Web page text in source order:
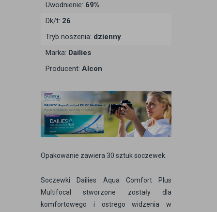
Uwodnienie: 69%
Dk/t: 26
Tryb noszenia: dzienny
Marka: Dailies
Producent: Alcon
Opakowanie zawiera 30 sztuk soczewek.
Soczewki Dailies Aqua Comfort Plus
Multifocal stworzone zostały dla
komfortowego i ostrego widzenia w